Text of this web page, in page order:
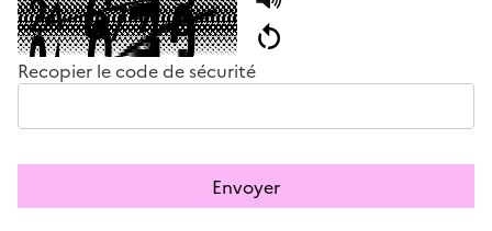
Recopier le code de sécurité
Envoyer